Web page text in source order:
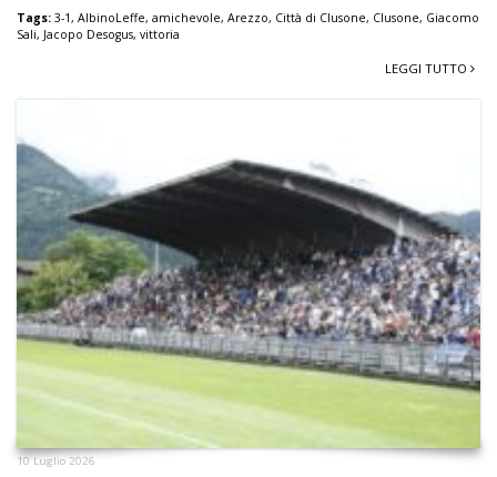
Tags: 3-1, AlbinoLeffe, amichevole, Arezzo, Città di Clusone, Clusone, Giacomo
Sali, Jacopo Desogus, vittoria
LEGGI TUTTO
10 Luglio 2026